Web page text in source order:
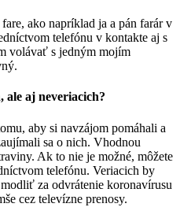
ako napríklad ja a pán farár v
telefónu v kontakte aj s
volávať s jedným mojím
ale aj neveriacich?
aby si navzájom pomáhali a
sa o nich. Vhodnou
Ak to nie je možné, môžete
telefónu. Veriacich by
za odvrátenie koronavírusu
cez televízne prenosy.